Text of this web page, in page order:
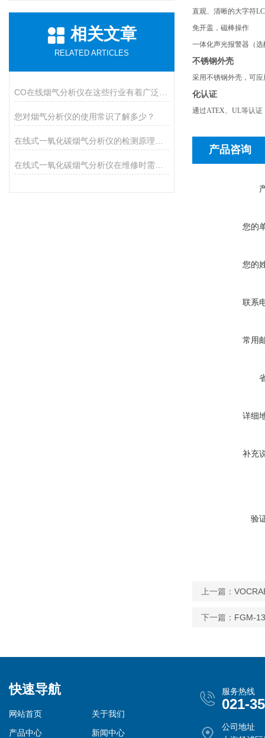
相关文章
RELATED ARTICLES
您对烟气分析仪的使用常识了解多少？
直观、清晰的大字符
免开盖，磁棒操作
一体化声光报警器（选
不锈钢外壳
采用不锈钢外壳，可
化认证
通过ATEX、UL等认证
产品咨询
您的
您的
联系
常用
详细
补充
验
上一篇：
下一篇： FGM-
快速导航
网站首页
关于我们
产品中心
新闻中心
服务热线
021-
公司地址